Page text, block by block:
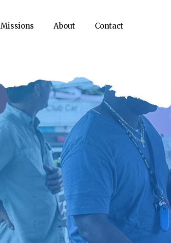
Missions About Contact